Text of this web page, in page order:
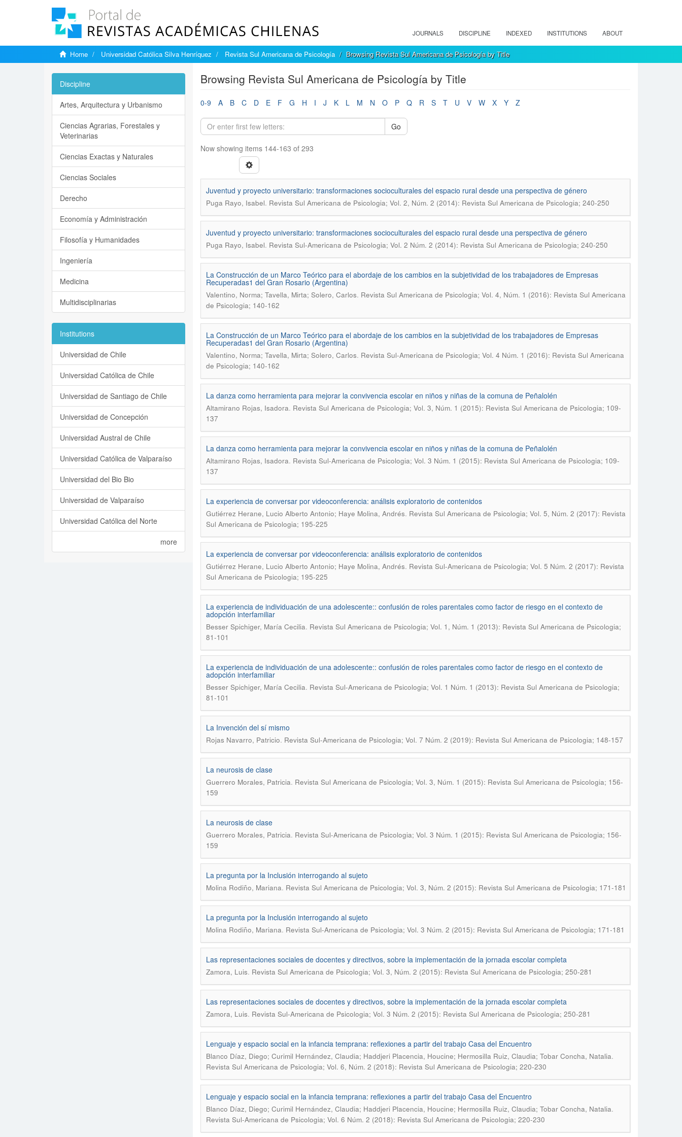
JOURNALS DISCIPLINE INDEXED INSTITUTIONS ABOUT
Home Universidad Católica Silva Henríquez Revista Sul Americana de Psicología Browsing Revista Sul Americana de Psicología by Title
Browsing Revista Sul Americana de Psicología by Title
0-9 A B C D E F G H I J K L M N O P Q R S T U V W X Y Z
Go
Now showing items 144-163 of 293
Juventud y proyecto universitario: transformaciones socioculturales del espacio rural desde una perspectiva de género
Puga Rayo, Isabel. Revista Sul Americana de Psicologia; Vol. 2, Núm. 2 (2014): Revista Sul Americana de Psicologia; 240-250
Juventud y proyecto universitario: transformaciones socioculturales del espacio rural desde una perspectiva de género
Puga Rayo, Isabel. Revista Sul-Americana de Psicologia; Vol. 2 Núm. 2 (2014): Revista Sul Americana de Psicologia; 240-250
La Construcción de un Marco Teórico para el abordaje de los cambios en la subjetividad de los trabajadores de Empresas
Recuperadas1 del Gran Rosario (Argentina)
Valentino, Norma; Tavella, Mirta; Solero, Carlos. Revista Sul Americana de Psicologia; Vol. 4, Núm. 1 (2016): Revista Sul Americana
de Psicologia; 140-162
La Construcción de un Marco Teórico para el abordaje de los cambios en la subjetividad de los trabajadores de Empresas
Recuperadas1 del Gran Rosario (Argentina)
Valentino, Norma; Tavella, Mirta; Solero, Carlos. Revista Sul-Americana de Psicologia; Vol. 4 Núm. 1 (2016): Revista Sul Americana
de Psicologia; 140-162
La danza como herramienta para mejorar la convivencia escolar en niños y niñas de la comuna de Peñalolén
Altamirano Rojas, Isadora. Revista Sul Americana de Psicologia; Vol. 3, Núm. 1 (2015): Revista Sul Americana de Psicologia; 109-
137
La danza como herramienta para mejorar la convivencia escolar en niños y niñas de la comuna de Peñalolén
Altamirano Rojas, Isadora. Revista Sul-Americana de Psicologia; Vol. 3 Núm. 1 (2015): Revista Sul Americana de Psicologia; 109-
137
La experiencia de conversar por videoconferencia: análisis exploratorio de contenidos
Gutiérrez Herane, Lucio Alberto Antonio; Haye Molina, Andrés. Revista Sul Americana de Psicologia; Vol. 5, Núm. 2 (2017): Revista
Sul Americana de Psicologia; 195-225
La experiencia de conversar por videoconferencia: análisis exploratorio de contenidos
Gutiérrez Herane, Lucio Alberto Antonio; Haye Molina, Andrés. Revista Sul-Americana de Psicologia; Vol. 5 Núm. 2 (2017): Revista
Sul Americana de Psicologia; 195-225
La experiencia de individuación de una adolescente:: confusión de roles parentales como factor de riesgo en el contexto de
adopción interfamiliar
Besser Spichiger, María Cecilia. Revista Sul Americana de Psicologia; Vol. 1, Núm. 1 (2013): Revista Sul Americana de Psicologia;
81-101
La experiencia de individuación de una adolescente:: confusión de roles parentales como factor de riesgo en el contexto de
adopción interfamiliar
Besser Spichiger, Marí­a Cecilia. Revista Sul-Americana de Psicologia; Vol. 1 Núm. 1 (2013): Revista Sul Americana de Psicologia;
81-101
La Invención del sí­ mismo
Rojas Navarro, Patricio. Revista Sul-Americana de Psicologia; Vol. 7 Núm. 2 (2019): Revista Sul Americana de Psicologia; 148-157
La neurosis de clase
Guerrero Morales, Patricia. Revista Sul Americana de Psicologia; Vol. 3, Núm. 1 (2015): Revista Sul Americana de Psicologia; 156-
159
La neurosis de clase
Guerrero Morales, Patricia. Revista Sul-Americana de Psicologia; Vol. 3 Núm. 1 (2015): Revista Sul Americana de Psicologia; 156-
159
La pregunta por la Inclusión interrogando al sujeto
Molina Rodiño, Mariana. Revista Sul Americana de Psicologia; Vol. 3, Núm. 2 (2015): Revista Sul Americana de Psicologia; 171-181
La pregunta por la Inclusión interrogando al sujeto
Molina Rodiño, Mariana. Revista Sul-Americana de Psicologia; Vol. 3 Núm. 2 (2015): Revista Sul Americana de Psicologia; 171-181
Las representaciones sociales de docentes y directivos, sobre la implementación de la jornada escolar completa
Zamora, Luis. Revista Sul Americana de Psicologia; Vol. 3, Núm. 2 (2015): Revista Sul Americana de Psicologia; 250-281
Las representaciones sociales de docentes y directivos, sobre la implementación de la jornada escolar completa
Zamora, Luis. Revista Sul-Americana de Psicologia; Vol. 3 Núm. 2 (2015): Revista Sul Americana de Psicologia; 250-281
Lenguaje y espacio social en la infancia temprana: reflexiones a partir del trabajo Casa del Encuentro
Blanco Díaz, Diego; Curimil Hernández, Claudia; Haddjeri Placencia, Houcine; Hermosilla Ruiz, Claudia; Tobar Concha, Natalia.
Revista Sul Americana de Psicologia; Vol. 6, Núm. 2 (2018): Revista Sul Americana de Psicologia; 220-230
Lenguaje y espacio social en la infancia temprana: reflexiones a partir del trabajo Casa del Encuentro
Blanco Dí­az, Diego; Curimil Hernández, Claudia; Haddjeri Placencia, Houcine; Hermosilla Ruiz, Claudia; Tobar Concha, Natalia.
Revista Sul-Americana de Psicologia; Vol. 6 Núm. 2 (2018): Revista Sul Americana de Psicologia; 220-230
Discipline
Artes, Arquitectura y Urbanismo
Ciencias Agrarias, Forestales y
Veterinarias
Ciencias Exactas y Naturales
Ciencias Sociales
Derecho
Economía y Administración
Filosofía y Humanidades
Ingeniería
Medicina
Multidisciplinarias
Institutions
Universidad de Chile
Universidad Católica de Chile
Universidad de Santiago de Chile
Universidad de Concepción
Universidad Austral de Chile
Universidad Católica de Valparaíso
Universidad del Bio Bio
Universidad de Valparaíso
Universidad Católica del Norte
more